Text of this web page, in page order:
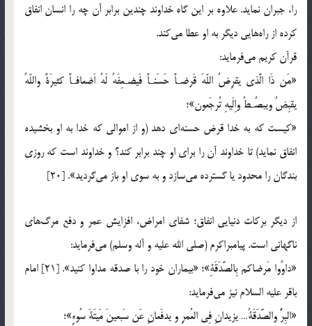
را، جبران نماید. علاوه بر این گاه خداوند چندین برابر آن چه را انسان انفاق
کرده از راه‌هایی دیگر به او عطا می‌کند.
قرآن کریم می‌فرماید:
«مَن ذَا الَّذی یقرِضُ اللّهَ قَرضـاً حَسَنـاً فَیضـعِفَهُ لَهُ اَضعافـاً کثیرَةً واللّهُ
یقبِضُ ویبصُـطُ واِلَیهِ تُرجَعون»؛
«کیست که به خدا قرض حسنه‌ای دهد (و از اموالی که خدا به او بخشیده
انفاق نماید) تا خداوند آن را برای او چند برابر کند؟ و خداوند است که روزی
بندگان را محدود یا گسترده می‌سازد و به سوی او باز می‌گردید». [20]
از دیگر برکات دنیایی انفاق؛ شفای امراض، افزایش عمر و دفع مرگ‌های
ناگهانی است. پیامبراکرم (صلی الله علیه و آله وسلم) می‌فرماید:
«داوُوا مَرضاکم بِالصَّدَقَةِ»؛ «بیماران خود را با صدقه مداوا کنید». [21] امام
باقر علیه السلام نیز می‌فرماید:
«البِرُّ والصَّدَقَةُ… یزیدانِ فِی العُمرِ و یدفَعانِ عَن سَبعینَ مَیتَةَ سُوءٍ»؛